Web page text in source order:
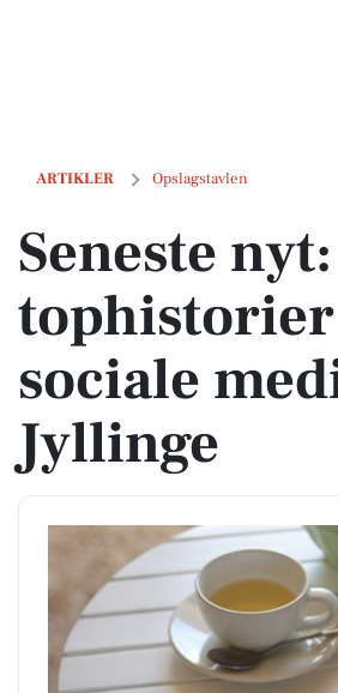
ARTIKLER Opslagstavlen
Seneste nyt: tophistorier på sociale
Seneste nyt:
sociale
Jyllinge